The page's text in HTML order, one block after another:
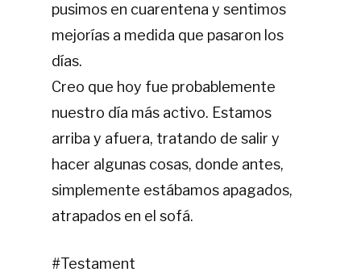
pusimos en cuarentena y sentimos
mejorías a medida que pasaron los
días.
Creo que hoy fue probablemente
nuestro día más activo. Estamos
arriba y afuera, tratando de salir y
hacer algunas cosas, donde antes,
simplemente estábamos apagados,
atrapados en el sofá.
#Testament